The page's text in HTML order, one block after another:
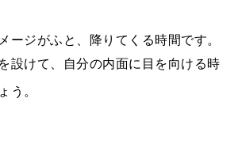
ージがふと、降りてくる時間です。
設けて、自分の内面に目を向ける時
う。